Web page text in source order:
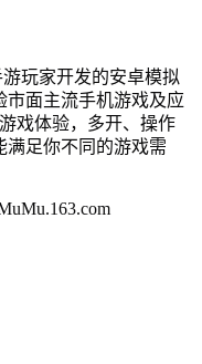
玩家开发的安卓模拟
面主流手机游戏及应
戏体验，多开、操作
满足你不同的游戏需